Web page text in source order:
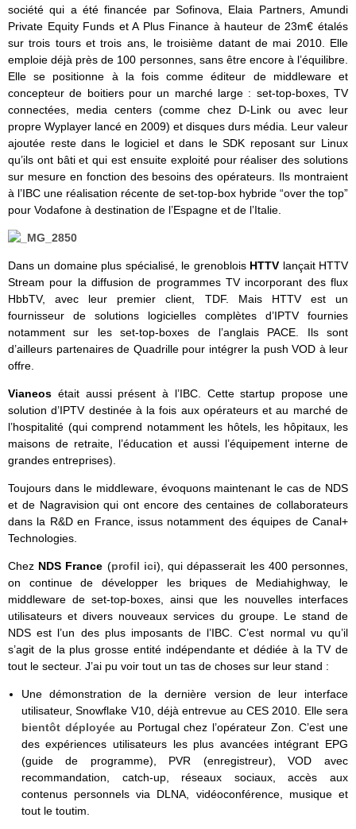
société qui a été financée par Sofinova, Elaia Partners, Amundi
Private Equity Funds et A Plus Finance à hauteur de 23m€ étalés
sur trois tours et trois ans, le troisième datant de mai 2010. Elle
emploie déjà près de 100 personnes, sans être encore à l’équilibre.
Elle se positionne à la fois comme éditeur de middleware et
concepteur de boitiers pour un marché large : set-top-boxes, TV
connectées, media centers (comme chez D-Link ou avec leur
propre Wyplayer lancé en 2009) et disques durs média. Leur valeur
ajoutée reste dans le logiciel et dans le SDK reposant sur Linux
qu’ils ont bâti et qui est ensuite exploité pour réaliser des solutions
sur mesure en fonction des besoins des opérateurs. Ils montraient
à l’IBC une réalisation récente de set-top-box hybride “over the top”
pour Vodafone à destination de l’Espagne et de l’Italie.
Dans un domaine plus spécialisé, le grenoblois HTTV lançait HTTV
Stream pour la diffusion de programmes TV incorporant des flux
HbbTV, avec leur premier client, TDF. Mais HTTV est un
fournisseur de solutions logicielles complètes d’IPTV fournies
notamment sur les set-top-boxes de l’anglais PACE. Ils sont
d’ailleurs partenaires de Quadrille pour intégrer la push VOD à leur
offre.
Vianeos était aussi présent à l’IBC. Cette startup propose une
solution d’IPTV destinée à la fois aux opérateurs et au marché de
l’hospitalité (qui comprend notamment les hôtels, les hôpitaux, les
maisons de retraite, l’éducation et aussi l’équipement interne de
grandes entreprises).
Toujours dans le middleware, évoquons maintenant le cas de NDS
et de Nagravision qui ont encore des centaines de collaborateurs
dans la R&D en France, issus notamment des équipes de Canal+
Technologies.
Chez NDS France (profil ici), qui dépasserait les 400 personnes,
on continue de développer les briques de Mediahighway, le
middleware de set-top-boxes, ainsi que les nouvelles interfaces
utilisateurs et divers nouveaux services du groupe. Le stand de
NDS est l’un des plus imposants de l’IBC. C’est normal vu qu’il
s’agit de la plus grosse entité indépendante et dédiée à la TV de
tout le secteur. J’ai pu voir tout un tas de choses sur leur stand :
Une démonstration de la dernière version de leur interface
utilisateur, Snowflake V10, déjà entrevue au CES 2010. Elle sera
bientôt déployéeau Portugal chez l’opérateur Zon. C’est une
des expériences utilisateurs les plus avancées intégrant EPG
(guide de programme), PVR (enregistreur), VOD avec
recommandation, catch-up, réseaux sociaux, accès aux
contenus personnels via DLNA, vidéoconférence, musique et
tout le toutim.